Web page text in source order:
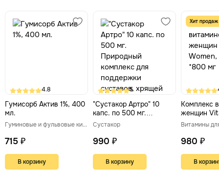
4.8
Гумисорб Актив 1%, 400
мл.
Гуминовые и фульвовые кислоты
715 ₽
В корзину
5
"Сустакор Артро" 10
капс. по 500 мг.
Природный комплекс
для поддержки
суставов, хрящей и
Сустакор
990 ₽
В корзину
Хит продаж
Комплекс
женщин
90 табл
Витамины
980 ₽
В